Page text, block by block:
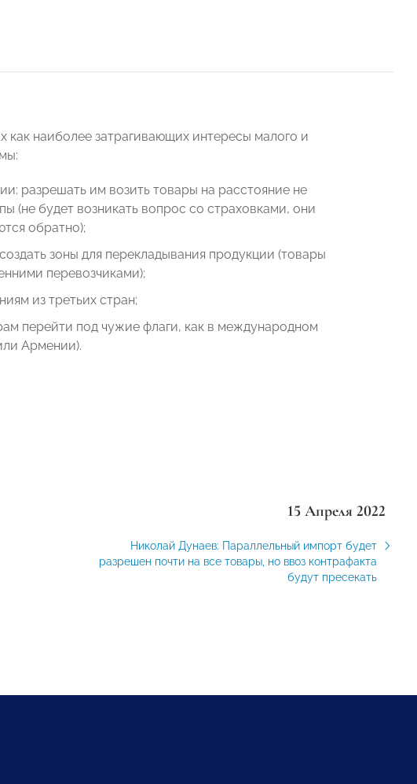
как наиболее затрагивающих интересы малого и
разрешать им возить товары на расстояние не
(не будет возникать вопрос со страховками, они
обратно);
зоны для перекладывания продукции (товары
перевозчиками);
из третьих стран;
перейти под чужие флаги, как в международном
Армении).
15 Апреля 2022
Николай Дунаев: Параллельный импорт будет
разрешен почти на все товары, но ввоз контрафакта
будут пресекать